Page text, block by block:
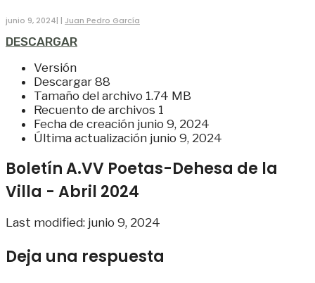
junio 9, 2024| | Juan Pedro García
DESCARGAR
Versión
Descargar 88
Tamaño del archivo 1.74 MB
Recuento de archivos 1
Fecha de creación junio 9, 2024
Última actualización junio 9, 2024
Boletín A.VV Poetas-Dehesa de la
Villa - Abril 2024
Last modified: junio 9, 2024
Deja una respuesta